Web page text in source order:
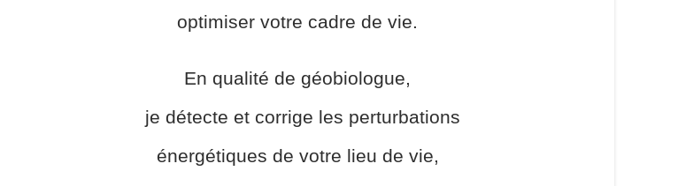
optimiser votre cadre de vie.
En qualité de géobiologue,
je détecte et corrige les perturbations
énergétiques de votre lieu de vie,